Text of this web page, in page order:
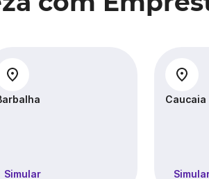
Simular
Caucaia